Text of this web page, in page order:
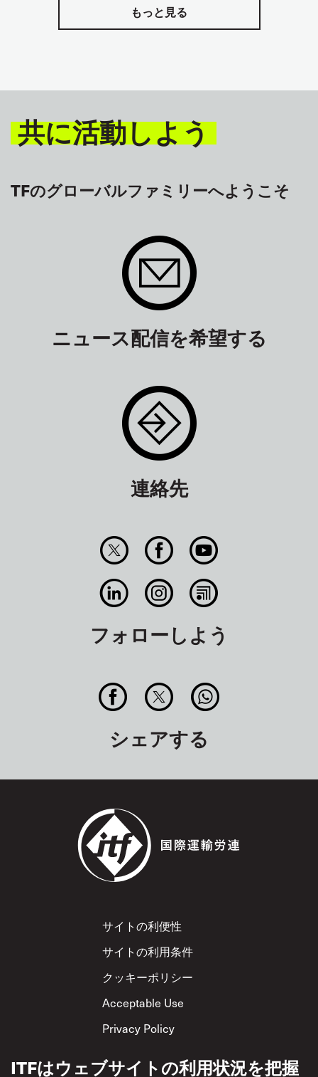
もっと見る
共に活動しよう
TFのグローバルファミリーへようこそ
ニュース配信を希望する
連絡先
フォローしよう
シェアする
Footer
サイトの利便性
サイトの利用条件
クッキーポリシー
Acceptable Use
Privacy Policy
ITFはウェブサイトの利用状況を把握